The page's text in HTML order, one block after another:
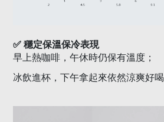
✅穩定保溫保冷表現
早上熱咖啡，午休時仍保有溫度；
冰飲進杯，下午拿起來依然涼爽好喝